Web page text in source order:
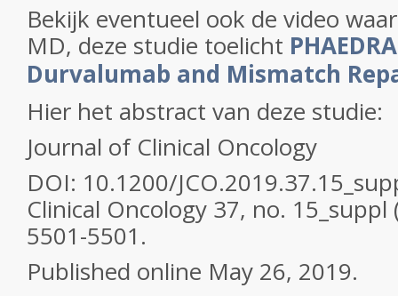
Bekijk eventueel ook de video
MD, deze studie toelicht
Durvalumab and Mismatch
Hier het abstract van deze studie:
Journal of Clinical Oncology
DOI: 10.1200/
Clinical Oncology 37, no. 15_suppl
5501-5501.
Published online May 26, 2019.